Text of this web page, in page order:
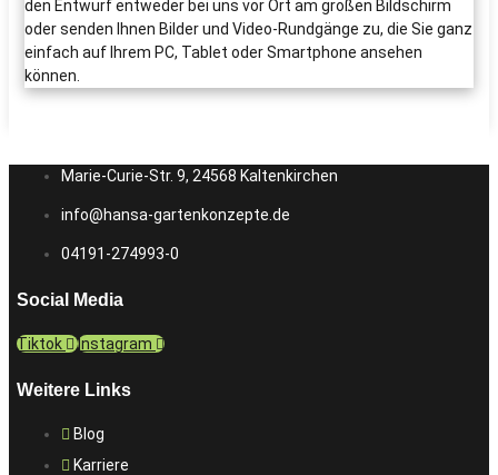
den Entwurf entweder bei uns vor Ort am großen Bildschirm
oder senden Ihnen Bilder und Video-Rundgänge zu, die Sie ganz
einfach auf Ihrem PC, Tablet oder Smartphone ansehen
können.
Marie-Curie-Str. 9, 24568 Kaltenkirchen
info@hansa-gartenkonzepte.de
04191-274993-0
Social Media
Tiktok Instagram
Weitere Links
Blog
Karriere